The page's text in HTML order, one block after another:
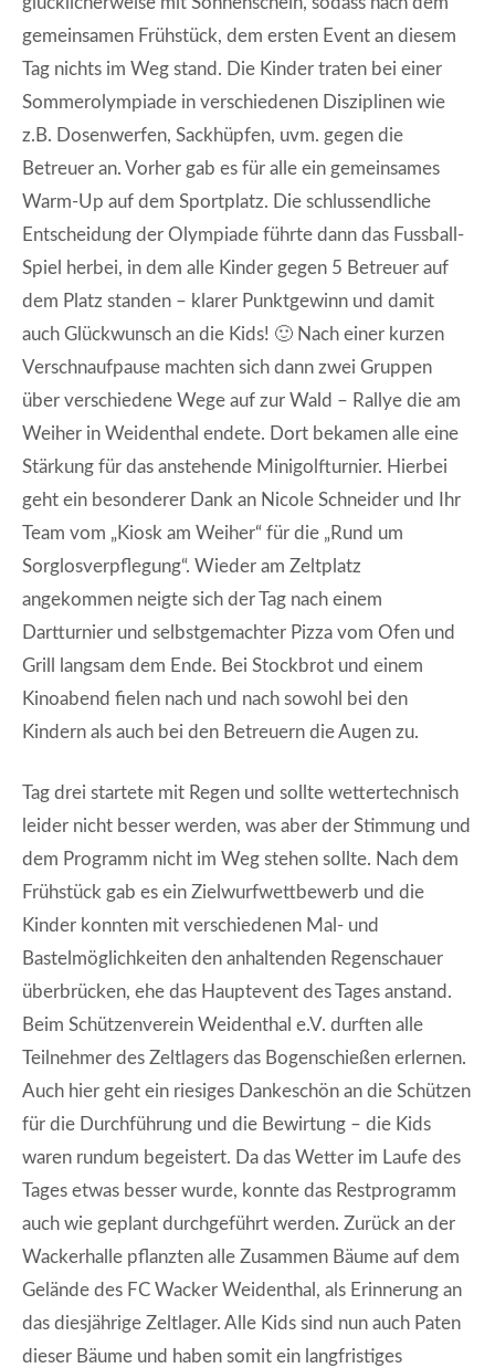
gemeinsamen Frühstück, dem ersten Event an diesem
Tag nichts im Weg stand. Die Kinder traten bei einer
Sommerolympiade in verschiedenen Disziplinen wie
z.B. Dosenwerfen, Sackhüpfen, uvm. gegen die
Betreuer an. Vorher gab es für alle ein gemeinsames
Warm-Up auf dem Sportplatz. Die schlussendliche
Entscheidung der Olympiade führte dann das Fussball-
Spiel herbei, in dem alle Kinder gegen 5 Betreuer auf
dem Platz standen – klarer Punktgewinn und damit
auch Glückwunsch an die Kids! 🙂 Nach einer kurzen
Verschnaufpause machten sich dann zwei Gruppen
über verschiedene Wege auf zur Wald – Rallye die am
Weiher in Weidenthal endete. Dort bekamen alle eine
Stärkung für das anstehende Minigolfturnier. Hierbei
geht ein besonderer Dank an Nicole Schneider und Ihr
Team vom „Kiosk am Weiher“ für die „Rund um
Sorglosverpflegung“. Wieder am Zeltplatz
angekommen neigte sich der Tag nach einem
Dartturnier und selbstgemachter Pizza vom Ofen und
Grill langsam dem Ende. Bei Stockbrot und einem
Kinoabend fielen nach und nach sowohl bei den
Kindern als auch bei den Betreuern die Augen zu.
Tag drei startete mit Regen und sollte wettertechnisch
leider nicht besser werden, was aber der Stimmung und
dem Programm nicht im Weg stehen sollte. Nach dem
Frühstück gab es ein Zielwurfwettbewerb und die
Kinder konnten mit verschiedenen Mal- und
Bastelmöglichkeiten den anhaltenden Regenschauer
überbrücken, ehe das Hauptevent des Tages anstand.
Beim Schützenverein Weidenthal e.V. durften alle
Teilnehmer des Zeltlagers das Bogenschießen erlernen.
Auch hier geht ein riesiges Dankeschön an die Schützen
für die Durchführung und die Bewirtung – die Kids
waren rundum begeistert. Da das Wetter im Laufe des
Tages etwas besser wurde, konnte das Restprogramm
auch wie geplant durchgeführt werden. Zurück an der
Wackerhalle pflanzten alle Zusammen Bäume auf dem
Gelände des FC Wacker Weidenthal, als Erinnerung an
das diesjährige Zeltlager. Alle Kids sind nun auch Paten
dieser Bäume und haben somit ein langfristiges